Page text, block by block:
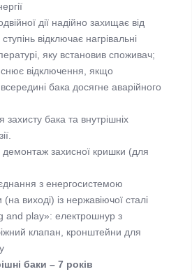
дії надійно захищає від
відключає нагрівальні
яку встановив споживач;
відключення, якщо
бака досягне аварійного
захисту бака та внутрішніх
захисної кришки (для
з енергосистемою
виході) із нержавіючої сталі
and play»: електрошнур з
клапан, кронштейни для
баки – 7 років